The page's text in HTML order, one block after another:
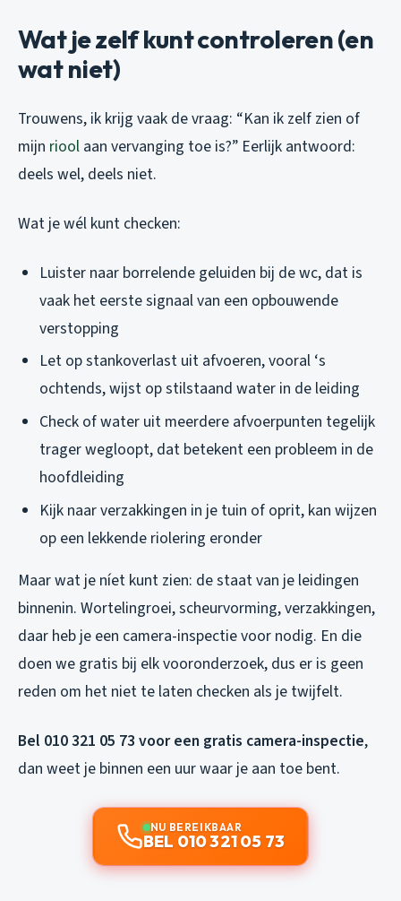
Wat je zelf kunt controleren (en
wat niet)
Trouwens, ik krijg vaak de vraag: “Kan ik zelf zien of
mijn riool aan vervanging toe is?” Eerlijk antwoord:
deels wel, deels niet.
Wat je wél kunt checken:
Luister naar borrelende geluiden bij de wc, dat is
vaak het eerste signaal van een opbouwende
verstopping
Let op stankoverlast uit afvoeren, vooral ‘s
ochtends, wijst op stilstaand water in de leiding
Check of water uit meerdere afvoerpunten tegelijk
trager wegloopt, dat betekent een probleem in de
hoofdleiding
Kijk naar verzakkingen in je tuin of oprit, kan wijzen
op een lekkende riolering eronder
Maar wat je níet kunt zien: de staat van je leidingen
binnenin. Wortelingroei, scheurvorming, verzakkingen,
daar heb je een camera-inspectie voor nodig. En die
doen we gratis bij elk vooronderzoek, dus er is geen
reden om het niet te laten checken als je twijfelt.
Bel 010 321 05 73 voor een gratis camera-inspectie,
dan weet je binnen een uur waar je aan toe bent.
NU BEREIKBAAR
BEL 010 321 05 73